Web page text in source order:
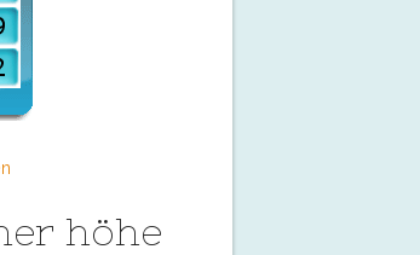
höhe